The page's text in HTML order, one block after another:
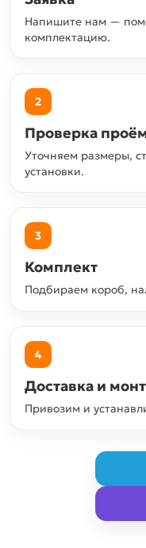
Напишите нам —
комплектацию.
2
Проверка
Уточняем размеры,
установки.
3
Комплект
Подбираем короб,
4
Доставка и
Привозим и